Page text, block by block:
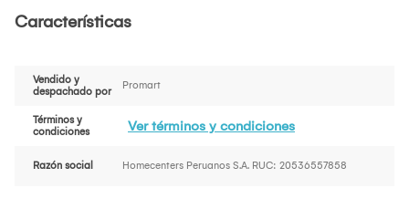
Características
Vendido y
despachado por
Promart
Términos y
condiciones
Ver términos y condiciones
Razón social Homecenters Peruanos S.A. RUC: 20536557858